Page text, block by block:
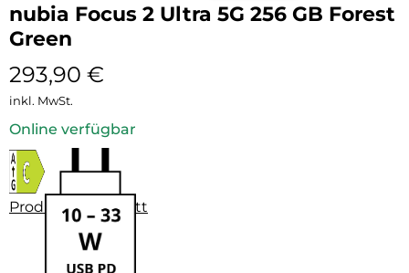
nubia Focus 2 Ultra 5G 256 GB Forest
Green
293,90 €
inkl. MwSt.
Online verfügbar
Produktdatenblatt